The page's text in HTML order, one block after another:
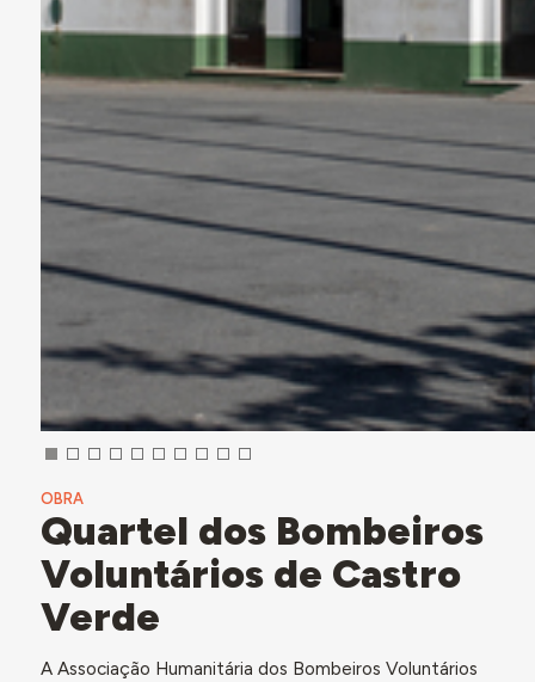
OBRA
Quartel dos Bombeiros
Voluntários de Castro
Verde
A Associação Humanitária dos Bombeiros Voluntários